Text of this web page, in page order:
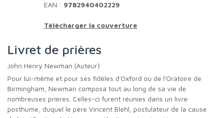
EAN : 9782940402229
Télécharger la couverture
Livret de prières
John Henry Newman (Auteur)
Pour lui-même et pour ses fidèles d'Oxford ou de l'Oratoire de
Birmingham, Newman composa tout au long de sa vie de
nombreuses prières. Celles-ci furent réunies dans un livre
posthume, duquel le père Vincent Blehl, postulateur de la cause